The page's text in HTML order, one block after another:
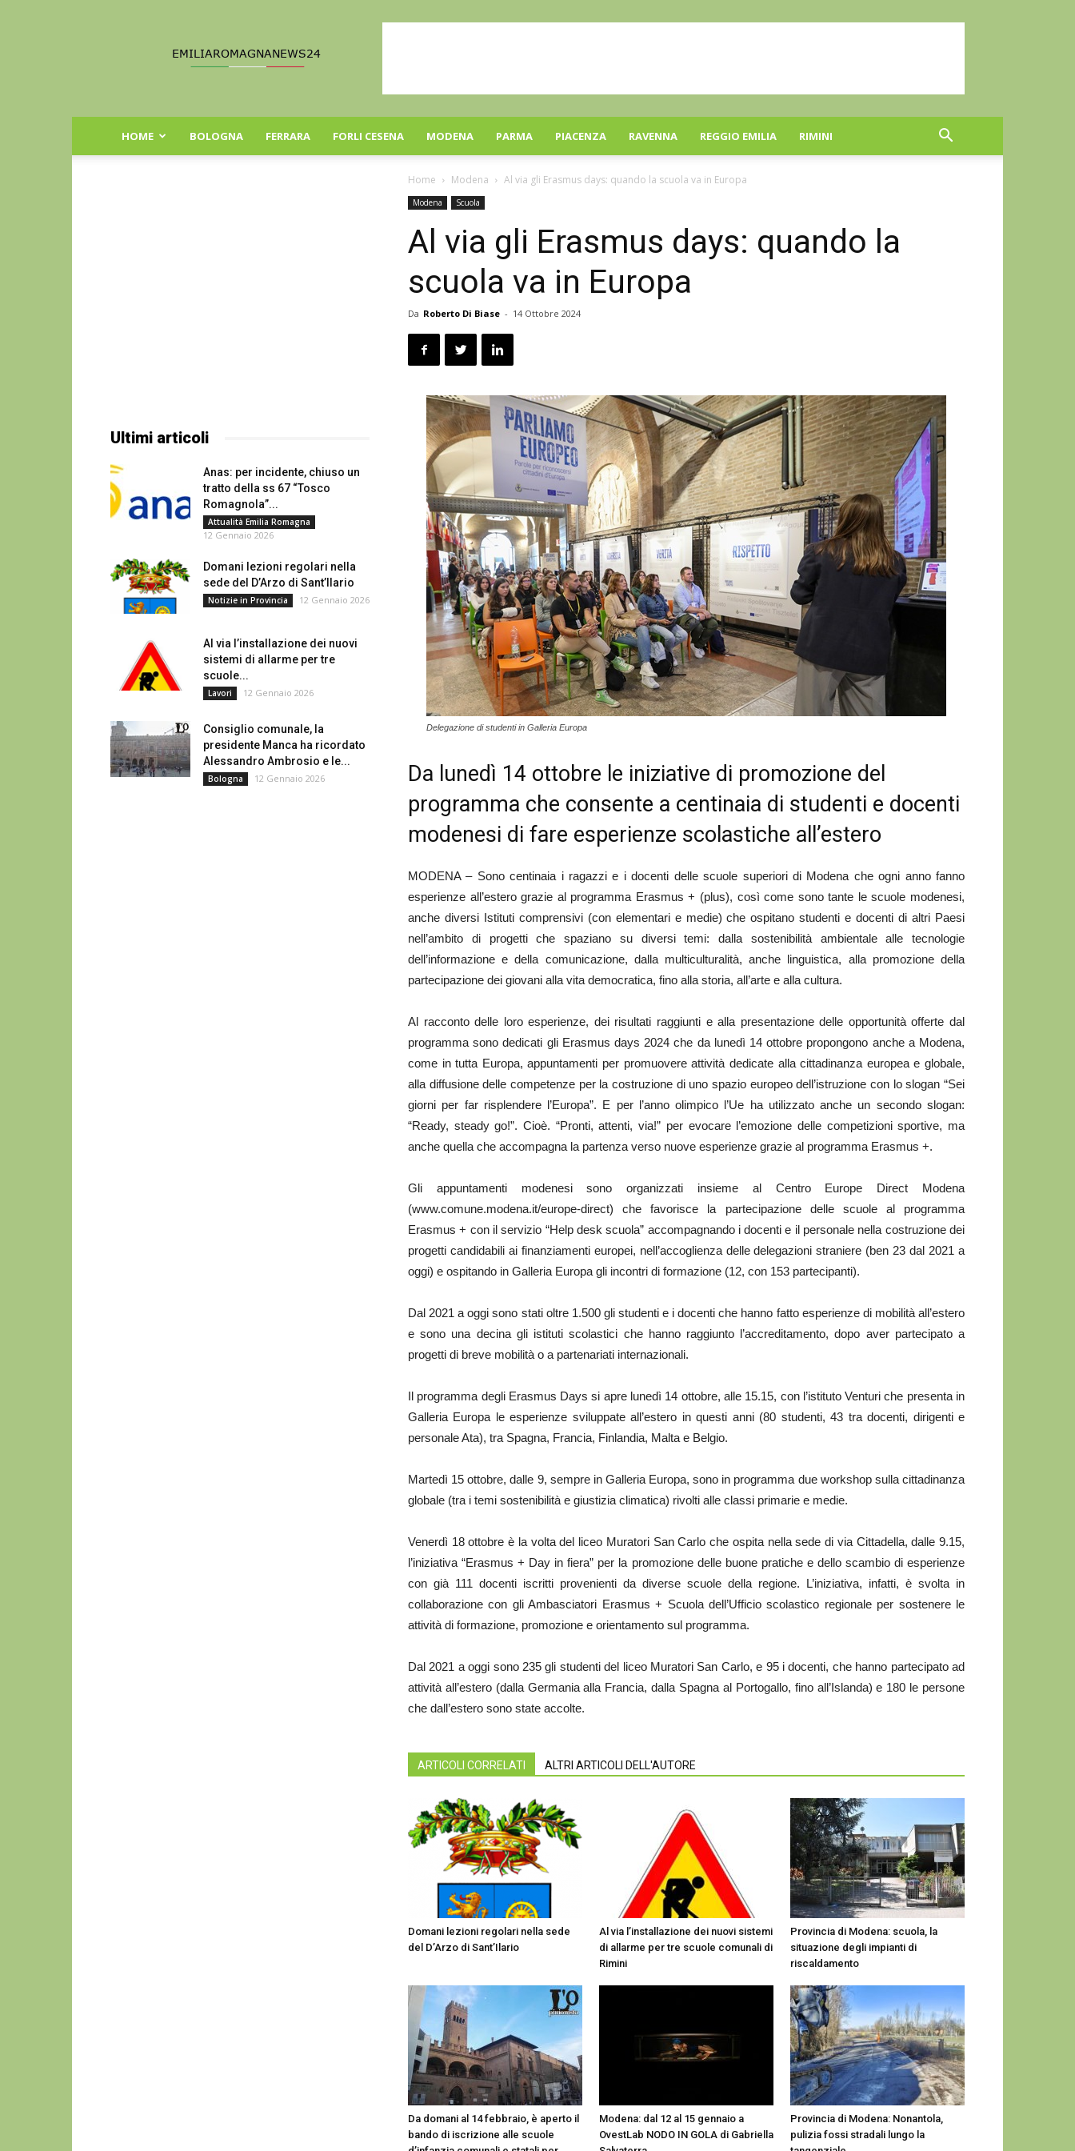
Romagna
HOME BOLOGNA FERRARA FORLI CESENA MODENA PARMA PIACENZA RAVENNA REGGIO EMILIA RIMINI
Home Modena Al via gli Erasmus days: quando la scuola va in Europa
Modena Scuola
Al via gli Erasmus days: quando la
scuola va in Europa
Da Roberto Di Biase - 14 Ottobre 2024
Delegazione di studenti in Galleria Europa
Da lunedì 14 ottobre le iniziative di promozione del
programma che consente a centinaia di studenti e docenti
modenesi di fare esperienze scolastiche all’estero
MODENA – Sono centinaia i ragazzi e i docenti delle scuole superiori di Modena che ogni anno fanno
esperienze all’estero grazie al programma Erasmus + (plus), così come sono tante le scuole modenesi,
anche diversi Istituti comprensivi (con elementari e medie) che ospitano studenti e docenti di altri Paesi
nell’ambito di progetti che spaziano su diversi temi: dalla sostenibilità ambientale alle tecnologie
dell’informazione e della comunicazione, dalla multiculturalità, anche linguistica, alla promozione della
partecipazione dei giovani alla vita democratica, fino alla storia, all’arte e alla cultura.
Al racconto delle loro esperienze, dei risultati raggiunti e alla presentazione delle opportunità offerte dal
programma sono dedicati gli Erasmus days 2024 che da lunedì 14 ottobre propongono anche a Modena,
come in tutta Europa, appuntamenti per promuovere attività dedicate alla cittadinanza europea e globale,
alla diffusione delle competenze per la costruzione di uno spazio europeo dell’istruzione con lo slogan “Sei
giorni per far risplendere l’Europa”. E per l’anno olimpico l’Ue ha utilizzato anche un secondo slogan:
“Ready, steady go!”. Cioè. “Pronti, attenti, via!” per evocare l’emozione delle competizioni sportive, ma
anche quella che accompagna la partenza verso nuove esperienze grazie al programma Erasmus +.
Gli appuntamenti modenesi sono organizzati insieme al Centro Europe Direct Modena
(www.comune.modena.it/europe-direct) che favorisce la partecipazione delle scuole al programma
Erasmus + con il servizio “Help desk scuola” accompagnando i docenti e il personale nella costruzione dei
progetti candidabili ai finanziamenti europei, nell’accoglienza delle delegazioni straniere (ben 23 dal 2021 a
oggi) e ospitando in Galleria Europa gli incontri di formazione (12, con 153 partecipanti).
Dal 2021 a oggi sono stati oltre 1.500 gli studenti e i docenti che hanno fatto esperienze di mobilità all’estero
e sono una decina gli istituti scolastici che hanno raggiunto l’accreditamento, dopo aver partecipato a
progetti di breve mobilità o a partenariati internazionali.
Il programma degli Erasmus Days si apre lunedì 14 ottobre, alle 15.15, con l’istituto Venturi che presenta in
Galleria Europa le esperienze sviluppate all’estero in questi anni (80 studenti, 43 tra docenti, dirigenti e
personale Ata), tra Spagna, Francia, Finlandia, Malta e Belgio.
Martedì 15 ottobre, dalle 9, sempre in Galleria Europa, sono in programma due workshop sulla cittadinanza
globale (tra i temi sostenibilità e giustizia climatica) rivolti alle classi primarie e medie.
Venerdì 18 ottobre è la volta del liceo Muratori San Carlo che ospita nella sede di via Cittadella, dalle 9.15,
l’iniziativa “Erasmus + Day in fiera” per la promozione delle buone pratiche e dello scambio di esperienze
con già 111 docenti iscritti provenienti da diverse scuole della regione. L’iniziativa, infatti, è svolta in
collaborazione con gli Ambasciatori Erasmus + Scuola dell’Ufficio scolastico regionale per sostenere le
attività di formazione, promozione e orientamento sul programma.
Dal 2021 a oggi sono 235 gli studenti del liceo Muratori San Carlo, e 95 i docenti, che hanno partecipato ad
attività all’estero (dalla Germania alla Francia, dalla Spagna al Portogallo, fino all’Islanda) e 180 le persone
che dall’estero sono state accolte.
ARTICOLI CORRELATI ALTRI ARTICOLI DELL'AUTORE
Domani lezioni regolari nella sede
del D’Arzo di Sant’Ilario
Al via l’installazione dei nuovi sistemi
di allarme per tre scuole comunali di
Rimini
Provincia di Modena: scuola, la
situazione degli impianti di
riscaldamento
Da domani al 14 febbraio, è aperto il
bando di iscrizione alle scuole
Modena: dal 12 al 15 gennaio a
OvestLab NODO IN GOLA di Gabriella
Provincia di Modena: Nonantola,
pulizia fossi stradali lungo la
Ultimi articoli
Anas: per incidente, chiuso un
tratto della ss 67 “Tosco
Romagnola”...
Attualità Emilia Romagna
12 Gennaio 2026
Domani lezioni regolari nella
sede del D’Arzo di Sant’Ilario
Notizie in Provincia 12 Gennaio 2026
Al via l’installazione dei nuovi
sistemi di allarme per tre
scuole...
Lavori 12 Gennaio 2026
Consiglio comunale, la
presidente Manca ha ricordato
Alessandro Ambrosio e le...
Bologna 12 Gennaio 2026